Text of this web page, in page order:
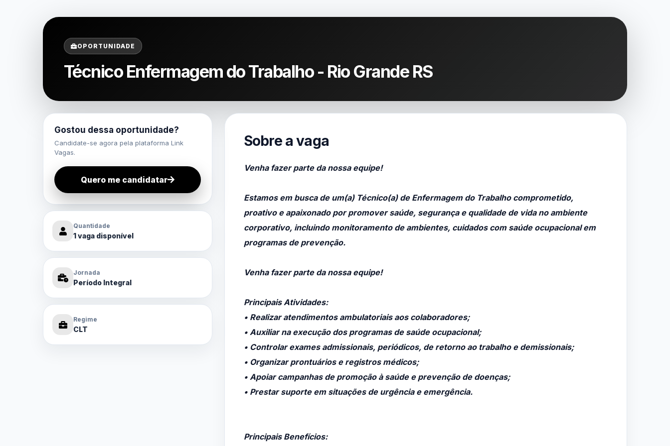
OPORTUNIDADE
Técnico Enfermagem do Trabalho - Rio Grande RS
Gostou dessa oportunidade?
Candidate-se agora pela plataforma Link
Vagas.
Quero me candidatar
Quantidade
1 vaga disponível
Jornada
Período Integral
Regime
CLT
Sobre a vaga
Venha fazer parte da nossa equipe!
Estamos em busca de um(a) Técnico(a) de Enfermagem do Trabalho comprometido,
proativo e apaixonado por promover saúde, segurança e qualidade de vida no ambiente
corporativo, incluindo monitoramento de ambientes, cuidados com saúde ocupacional em
programas de prevenção.
Venha fazer parte da nossa equipe!
Principais Atividades:
• Realizar atendimentos ambulatoriais aos colaboradores;
• Auxiliar na execução dos programas de saúde ocupacional;
• Controlar exames admissionais, periódicos, de retorno ao trabalho e demissionais;
• Organizar prontuários e registros médicos;
• Apoiar campanhas de promoção à saúde e prevenção de doenças;
• Prestar suporte em situações de urgência e emergência.
Principais Benefícios: